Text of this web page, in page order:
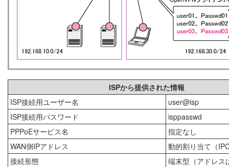
ISPから提供された情報
ISP接続用ユーザー名
user@isp
ISP接続用パスワード
isppasswd
PPPoEサービス名
指定なし
WAN側IPアドレス
動的割り当て（
接続形態
端末型（アドレス